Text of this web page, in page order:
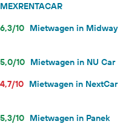
MEXRENTACAR
6,3/10 Mietwagen in Midway
5,0/10 Mietwagen in NU Car
4,7/10 Mietwagen in NextCar
5,3/10 Mietwagen in Panek